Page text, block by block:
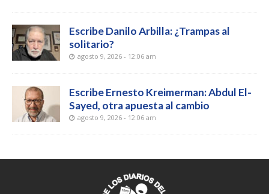
Escribe Danilo Arbilla: ¿Trampas al
solitario?
agosto 9, 2026 - 12:06 am
Escribe Ernesto Kreimerman: Abdul El-
Sayed, otra apuesta al cambio
agosto 9, 2026 - 12:06 am